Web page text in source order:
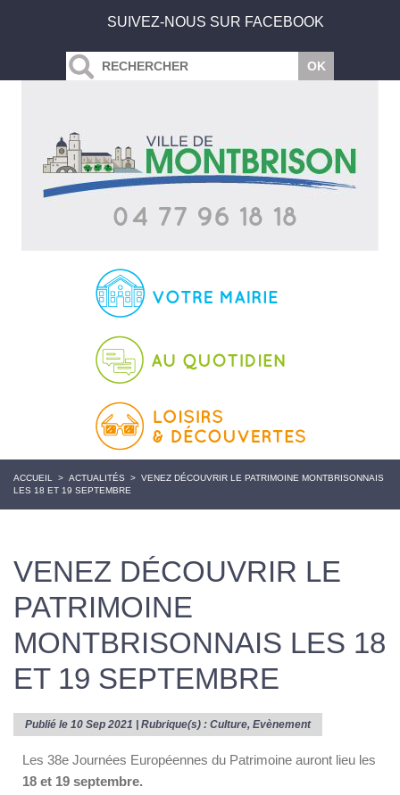
SUIVEZ-NOUS SUR FACEBOOK
ACCUEIL > ACTUALITÉS > VENEZ DÉCOUVRIR LE PATRIMOINE MONTBRISONNAIS
LES 18 ET 19 SEPTEMBRE
VENEZ DÉCOUVRIR LE
PATRIMOINE
MONTBRISONNAIS LES 18
ET 19 SEPTEMBRE
Publié le 10 Sep 2021 | Rubrique(s) : Culture, Evènement
Les 38e Journées Européennes du Patrimoine auront lieu les
18 et 19 septembre.